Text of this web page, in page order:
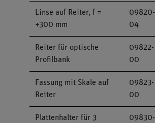
Linse auf Reiter, f =
+300 mm
09820-
04
Reiter für optische
Profilbank
09822-
00
Fassung mit Skale auf
Reiter
09823-
00
Plattenhalter für 3
09830-